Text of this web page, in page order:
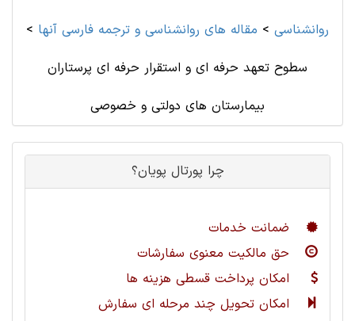
روانشناسی > مقاله های روانشناسی و ترجمه فارسی آنها >
سطوح تعهد حرفه ای و استقرار حرفه ای پرستاران
بیمارستان های دولتی و خصوصی
چرا پورتال پویان؟
ضمانت خدمات
حق مالکیت معنوی سفارشات
امکان پرداخت قسطی هزینه ها
امکان تحویل چند مرحله ای سفارش